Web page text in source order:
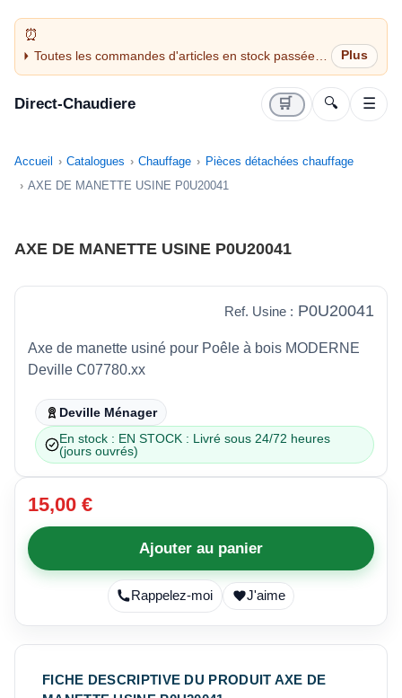
Toutes les commandes d'articles en stock passées
avant 14H sont expédiées le jour même (jours
Direct-Chaudiere 🛒 🔍 ☰
Accueil Catalogues Chauffage
Pièces détachées chauffage
AXE DE MANETTE USINE P0U20041
AXE DE MANETTE USINE P0U20041
Ref. Usine : P0U20041
Axe de manette usiné pour Poêle à bois MODERNE
Deville C07780.xx
Deville Ménager
En stock : EN STOCK : Livré sous 24/72 heures
(jours ouvrés)
15,00 €
Ajouter au panier
Rappelez-moi J'aime
FICHE DESCRIPTIVE DU PRODUIT AXE DE